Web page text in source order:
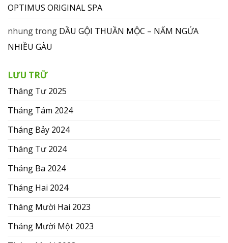
OPTIMUS ORIGINAL SPA
nhungtrong DẦU GỘI THUẦN MỘC – NẤM NGỨA
NHIỀU GÀU
LƯU TRỮ
Tháng Tư 2025
Tháng Tám 2024
Tháng Bảy 2024
Tháng Tư 2024
Tháng Ba 2024
Tháng Hai 2024
Tháng Mười Hai 2023
Tháng Mười Một 2023